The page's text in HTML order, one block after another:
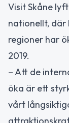
Visit Skåne
nationellt, där
regioner har
2019.
– Att de
öka är ett
vårt